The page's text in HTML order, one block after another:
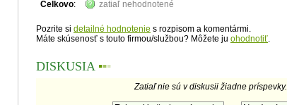
Celkovo: zatiaľ nehodnotené
Pozrite si detailné hodnotenie s rozpisom a komentármi.
Máte skúsenosť s touto firmou/službou? Môžete ju ohodnotiť.
DISKUSIA ▪▪▪
Zatiaľ nie sú v diskusii žiadne príspevky.